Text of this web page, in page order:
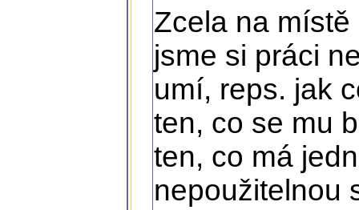
Zcela na
jsme si práci
umí, reps. jak
ten, co se mu
ten, co má
nepoužitelnou